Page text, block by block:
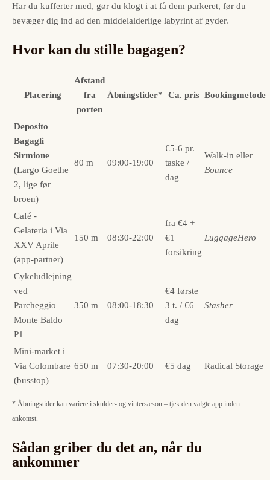
Har du kufferter med, gør du klogt i at få dem parkeret, før du
bevæger dig ind ad den middelalderlige labyrint af gyder.
Hvor kan du stille bagagen?
Placering
Afstand
fra
porten
Åbningstider* Ca. pris Bookingmetode
Deposito
Bagagli
Sirmione
(Largo Goethe
2, lige før
broen)
80 m 09:00-19:00
€5-6 pr.
taske /
dag
Walk-in eller
Bounce
Café ‑
Gelateria i Via
XXV Aprile
(app-partner)
150 m 08:30-22:00
fra €4 +
€1
forsikring
LuggageHero
Cykeludlejning
ved
Parcheggio
Monte Baldo
P1
350 m 08:00-18:30
€4 første
3 t. / €6
dag
Stasher
Mini-market i
Via Colombare
(busstop)
650 m 07:30-20:00 €5 dag Radical Storage
* Åbningstider kan variere i skulder- og vintersæson – tjek den valgte app inden
ankomst.
Sådan griber du det an, når du
ankommer